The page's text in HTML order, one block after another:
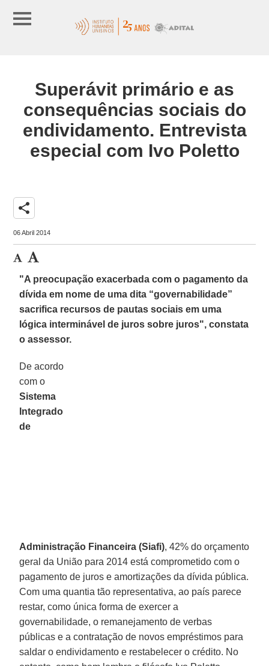
Superávit primário e as
consequências sociais do
endividamento. Entrevista
especial com Ivo Poletto
share
06 Abril 2014
"A preocupação exacerbada com o pagamento da
dívida em nome de uma dita “governabilidade”
sacrifica recursos de pautas sociais em uma
lógica interminável de juros sobre juros", constata
o assessor.
De acordo
com o
Sistema
Integrado
de
Administração Financeira (Siafi), 42% do orçamento
geral da União para 2014 está comprometido com o
pagamento de juros e amortizações da dívida pública.
Com uma quantia tão representativa, ao país parece
restar, como única forma de exercer a
governabilidade, o remanejamento de verbas
públicas e a contratação de novos empréstimos para
saldar o endividamento e restabelecer o crédito. No